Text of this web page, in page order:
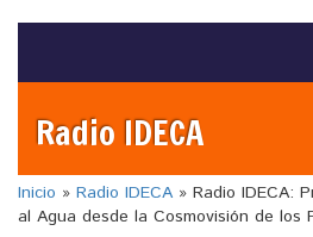
Radio IDECA
Inicio » Radio IDECA » Radio IDECA:
al Agua desde la Cosmovisión de los